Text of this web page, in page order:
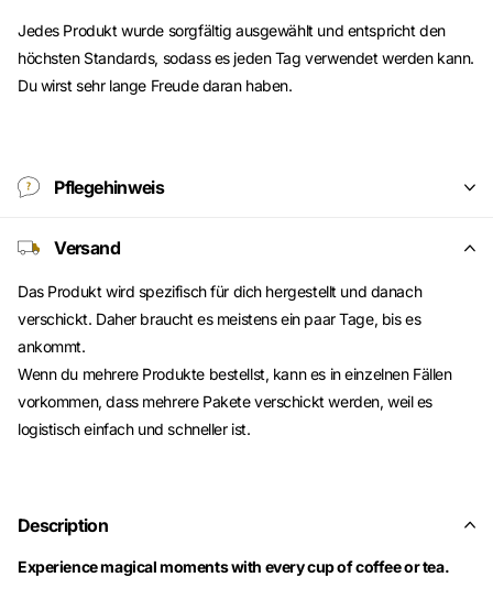
Jedes Produkt wurde sorgfältig ausgewählt und entspricht den
höchsten Standards, sodass es jeden Tag verwendet werden kann.
Du wirst sehr lange Freude daran haben.
Pflegehinweis
Versand
Das Produkt wird spezifisch für dich hergestellt und danach
verschickt. Daher braucht es meistens ein paar Tage, bis es
ankommt.
Wenn du mehrere Produkte bestellst, kann es in einzelnen Fällen
vorkommen, dass mehrere Pakete verschickt werden, weil es
logistisch einfach und schneller ist.
Description
Experience magical moments with every cup of coffee or tea.